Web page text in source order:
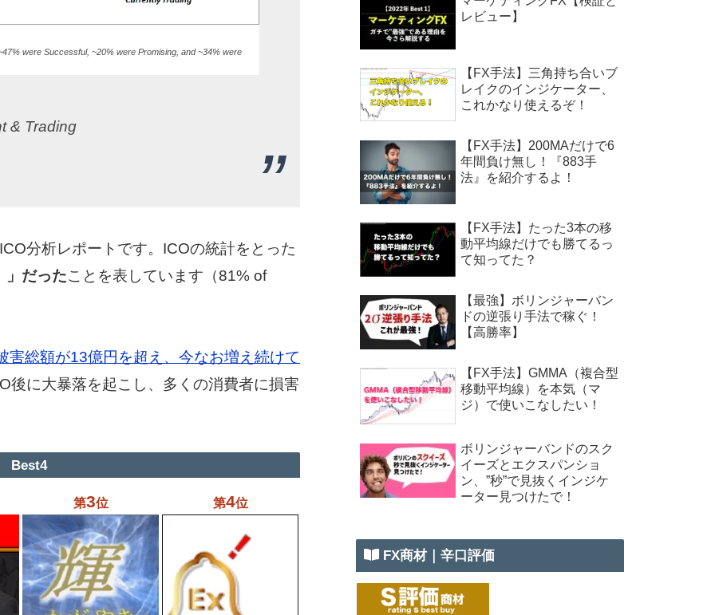
were Successful, ~20% were Promising, and ~34% were
& Trading
分析レポートです。ICOの統計をとった
」だったことを表しています（81% of
害総額が13億円を超え、今なお増え続けて
後に大暴落を起こし、多くの消費者に損害
Best4
第3位 第4位
レビュー】
【FX手法】三角持ち合いブ
レイクのインジケーター、
これかなり使えるぞ！
【FX手法】200MAだけで6
年間負け無し！『883手
法』を紹介するよ！
【FX手法】たった3本の移
動平均線だけでも勝てるっ
て知ってた？
【最強】ボリンジャーバン
ドの逆張り手法で稼ぐ！
【高勝率】
【FX手法】GMMA（複合型
移動平均線）を本気（マ
ジ）で使いこなしたい！
ボリンジャーバンドのスク
イーズとエクスパンショ
ン、”秒”で見抜くインジケ
ーター見つけたで！
FX商材｜辛口評価